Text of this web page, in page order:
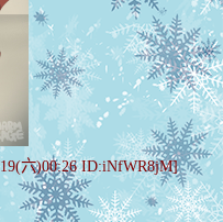
六)00:26 ID:iNfWR8jM]